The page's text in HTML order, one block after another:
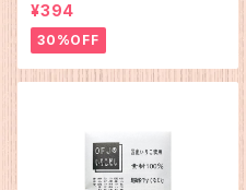
¥394
30%OFF